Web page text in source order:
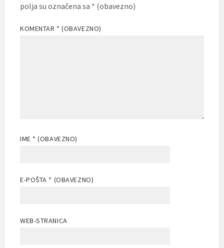
polja su označena sa * (obavezno)
KOMENTAR * (OBAVEZNO)
IME * (OBAVEZNO)
E-POŠTA * (OBAVEZNO)
WEB-STRANICA